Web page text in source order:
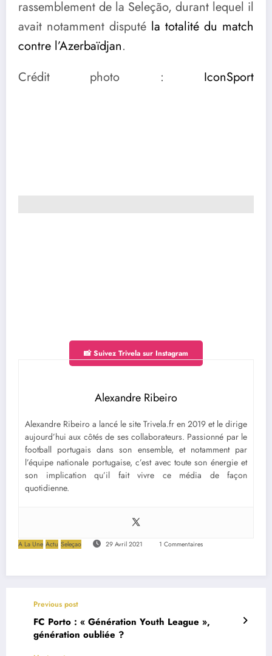
rassemblement de la Seleção, durant lequel il
avait notamment disputé la totalité du match
contre l’Azerbaïdjan.
Crédit photo : IconSport
📸 Suivez Trivela sur Instagram
Alexandre Ribeiro
Alexandre Ribeiro a lancé le site Trivela.fr en 2019 et le dirige
aujourd’hui aux côtés de ses collaborateurs. Passionné par le
football portugais dans son ensemble, et notamment par
l’équipe nationale portugaise, c’est avec toute son énergie et
son implication qu’il fait vivre ce média de façon
quotidienne.
A La Une Actu Seleçao 29 Avril 2021 1 Commentaires
Previous post
FC Porto : « Génération Youth League »,
génération oubliée ?